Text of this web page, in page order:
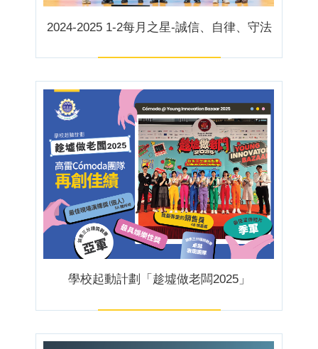
2024-2025 1-2每月之星-誠信、自律、守法
學校起動計劃「趁墟做老闆2025」